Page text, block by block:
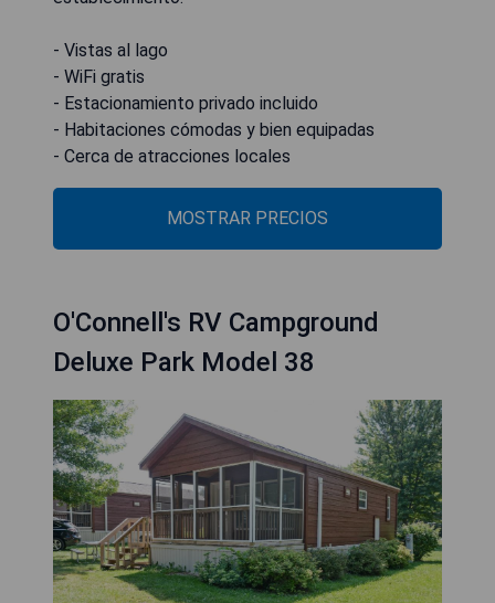
- Vistas al lago
- WiFi gratis
- Estacionamiento privado incluido
- Habitaciones cómodas y bien equipadas
- Cerca de atracciones locales
MOSTRAR PRECIOS
O'Connell's RV Campground
Deluxe Park Model 38